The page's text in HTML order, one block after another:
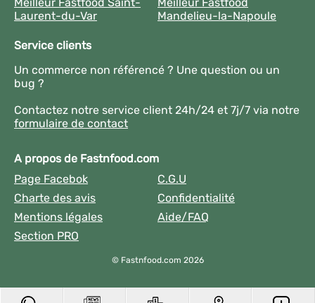
Laurent-du-Var
Mandelieu-la-Napoule
Service clients
Un commerce non référencé ? Une question ou un
bug ?
Contactez notre service client 24h/24 et 7j/7 via notre
formulaire de contact
A propos de Fastnfood.com
Page Facebok
C.G.U
Charte des avis
Confidentialité
Mentions légales
Aide/FAQ
Section PRO
© Fastnfood.com 2026